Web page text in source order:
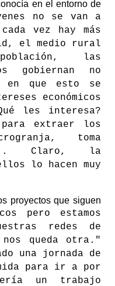
en el entorno de
no se van a
vez hay más
el medio rural
las
gobiernan no
en que esto se
económicos
les interesa?
extraer los
toma
Claro, la
lo hacen muy
proyectos que siguen
pero estamos
redes de
nos queda otra."
una jornada de
para ir a por
un trabajo